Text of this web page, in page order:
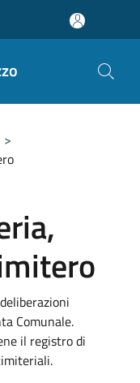
>
Comunale.
il registro di